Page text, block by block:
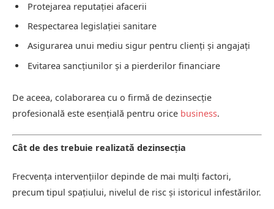
Protejarea reputației afacerii
Respectarea legislației sanitare
Asigurarea unui mediu sigur pentru clienți și angajați
Evitarea sancțiunilor și a pierderilor financiare
De aceea, colaborarea cu o firmă de dezinsecție
profesională este esențială pentru orice business.
Cât de des trebuie realizată dezinsecția
Frecvența intervențiilor depinde de mai mulți factori,
precum tipul spațiului, nivelul de risc și istoricul infestărilor.